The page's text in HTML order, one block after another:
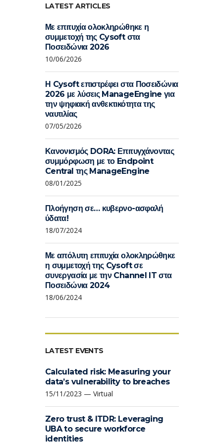
LATEST ARTICLES
Με επιτυχία ολοκληρώθηκε η
συμμετοχή της Cysoft στα
Ποσειδώνια 2026
10/06/2026
Η Cysoft επιστρέφει στα Ποσειδώνια
2026 με λύσεις ManageEngine για
την ψηφιακή ανθεκτικότητα της
ναυτιλίας
07/05/2026
Κανονισμός DORA: Επιτυγχάνοντας
συμμόρφωση με το Endpoint
Central της ManageEngine
08/01/2025
Πλοήγηση σε… κυβερνο-ασφαλή
ύδατα!
18/07/2024
Με απόλυτη επιτυχία ολοκληρώθηκε
η συμμετοχή της Cysoft σε
συνεργασία με την Channel IT στα
Ποσειδώνια 2024
18/06/2024
LATEST EVENTS
Calculated risk: Measuring your
data’s vulnerability to breaches
15/11/2023 — Virtual
Zero trust & ITDR: Leveraging
UBA to secure workforce
identities